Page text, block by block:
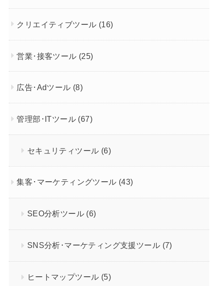
クリエイティブツール (16)
営業･接客ツール (25)
広告･Adツール (8)
管理部･ITツール (67)
セキュリティツール (6)
集客･マーケティングツール (43)
SEO分析ツール (6)
SNS分析･マーケティング支援ツール (7)
ヒートマップツール (5)